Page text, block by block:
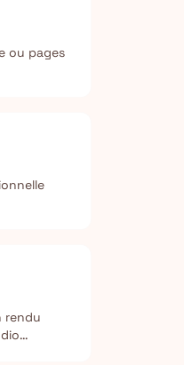
ou pages
rendu